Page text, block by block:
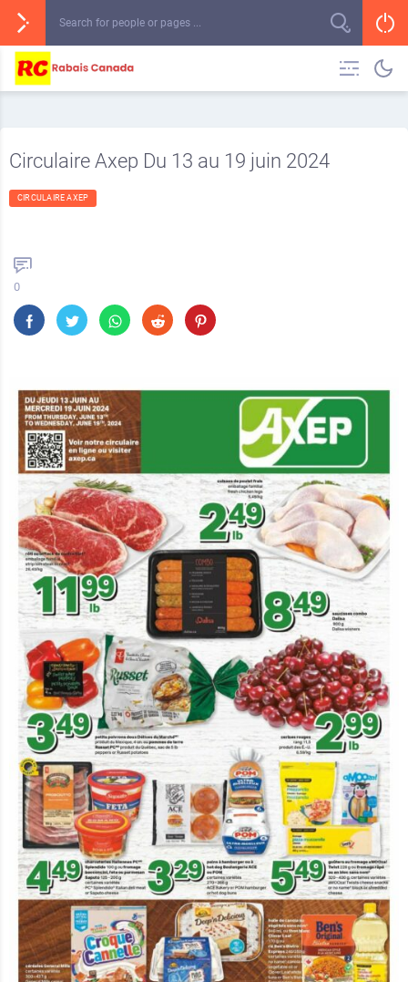
Circulaire Axep Du 13 au 19 juin 2024
CIRCULAIRE AXEP
0